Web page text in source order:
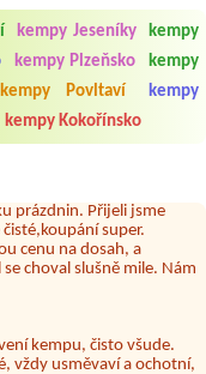
kempy Jeseníky
kempy
kempy Plzeňsko
kempy
kempy Povltaví
kempy
kempy Kokořínsko
jako takový je pěkný.
papír i utěrky, což při
je obchod a
velice zklamalo byl
pouti- z každého koutu
jsme ještě nezažili...
prázdnin. Přijeli jsme
super.
cenu na dosah, a
choval slušně mile. Nám
kempu, čisto všude.
vždy usměvaví a ochotní,